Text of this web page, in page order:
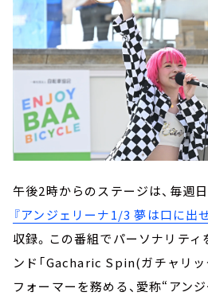
午後2時からのステージは、毎週
『アンジェリーナ1/3 夢は口に出
収録。この番組でパーソナリティ
ンド「Gacharic Spin(ガチャリッ
フォーマーを務める、愛称“アン